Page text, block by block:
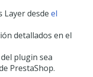
Layer desde el
detallados en el
plugin sea
PrestaShop.